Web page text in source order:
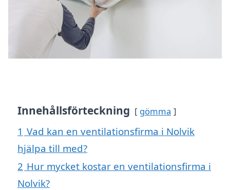
Innehållsförteckning gömma
1 Vad kan en ventilationsfirma i Nolvik
hjälpa till med?
2 Hur mycket kostar en ventilationsfirma i
Nolvik?